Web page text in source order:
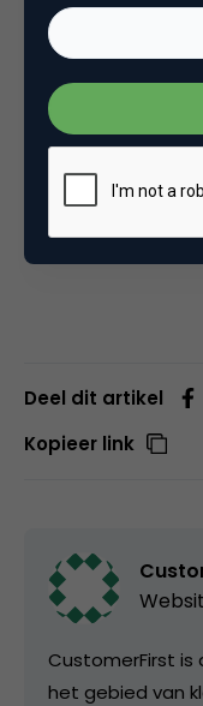
Wil je meer
Congres dat
sprekers en
Dit artikel
Deel dit artikel
Kopieer link
CustomerFirst
het gebied van